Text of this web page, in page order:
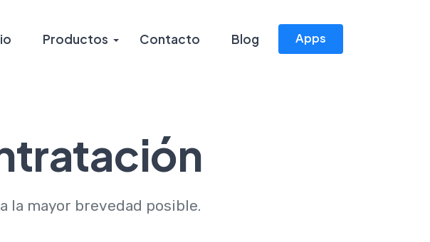
Productos Contacto Blog Apps
la mayor brevedad posible.